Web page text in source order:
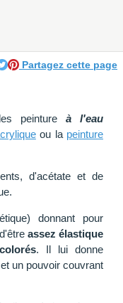
Partagez cette page
peinture à l'eau
ou la peinture
d'acétate et de
donnant pour
assez élastique
. Il lui donne
un pouvoir couvrant